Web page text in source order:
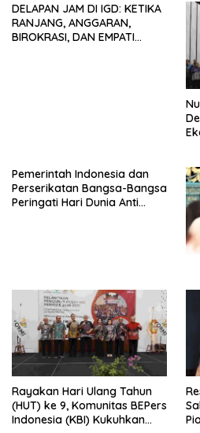
DELAPAN JAM DI IGD: KETIKA
RANJANG, ANGGARAN,
BIROKRASI, DAN EMPATI
Pemerintah Indonesia dan
Perserikatan Bangsa-Bangsa
Peringati Hari Dunia Anti
Rayakan Hari Ulang Tahun
(HUT) ke 9, Komunitas BEPers
Indonesia (KBI) Kukuhkan